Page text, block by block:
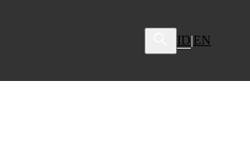
ID|EN